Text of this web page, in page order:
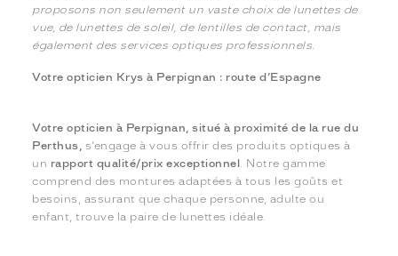
proposons non seulement un vaste choix de lunettes de
vue, de lunettes de soleil, de lentilles de contact, mais
également des services optiques professionnels.
Votre opticien Krys à Perpignan : route d’Espagne
Votre opticien à Perpignan, situé à proximité de la rue du
Perthus, s’engage à vous offrir des produits optiques à
un rapport qualité/prix exceptionnel . Notre gamme
comprend des montures adaptées à tous les goûts et
besoins, assurant que chaque personne, adulte ou
enfant, trouve la paire de lunettes idéale.